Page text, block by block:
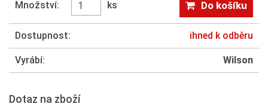
Množství: ks Do košíku
Dostupnost: ihned k odběru
Vyrábí: Wilson
Dotaz na zboží